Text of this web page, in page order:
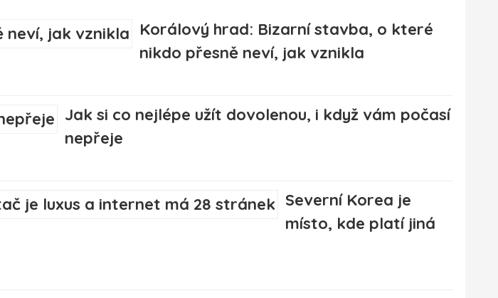
Korálový hrad: Bizarní stavba, o které
nikdo přesně neví, jak vznikla
Jak si co nejlépe užít dovolenou, i když vám počasí
nepřeje
Severní Korea je
místo, kde platí jiná